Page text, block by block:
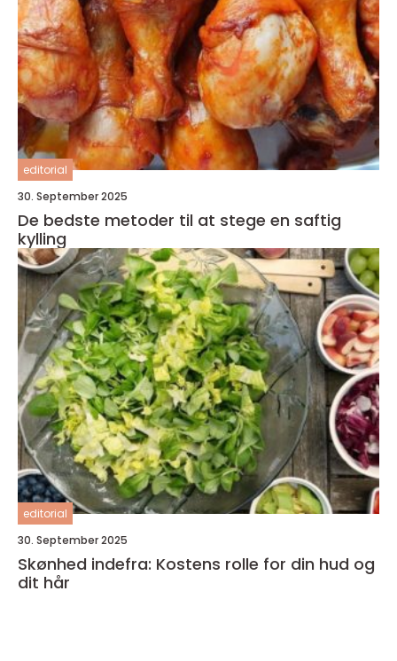
editorial
30. September 2025
De bedste metoder til at stege en saftig
kylling
editorial
30. September 2025
Skønhed indefra: Kostens rolle for din hud og
dit hår